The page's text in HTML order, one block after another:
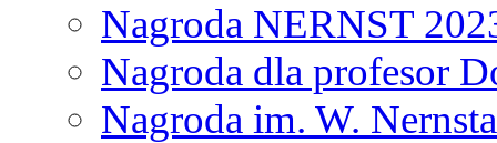
Nagroda NERNST
Nagroda dla profesor
Nagroda im. W.